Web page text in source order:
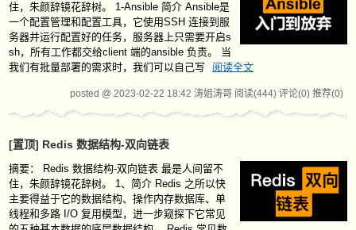
住，朱颜辞镜花辞树。 1-Ansible 简介 Ansible是
一个配置管理和配置工具，它使用SSH 连接到服
务器并运行配置好的任务，服务器上只需要开启s
sh，所有工作都交给client 端的ansible 负责。 当
我们有批量部署的需求时，我们可以自己写
阅读全文
posted @ 2023-02-22 18:42 涛姐涛哥 阅读(444) 评论(0) 推荐(0)
[置顶] Redis 数据结构-双向链表
摘要：
Redis 数据结构-双向链表 最是人间留不
住，朱颜辞镜花辞树。 1、简介 Redis 之所以快
主要得益于它的数据结构、操作内存数据库、单
线程和多路 I/O 复用模型，进一步窥探下它常见